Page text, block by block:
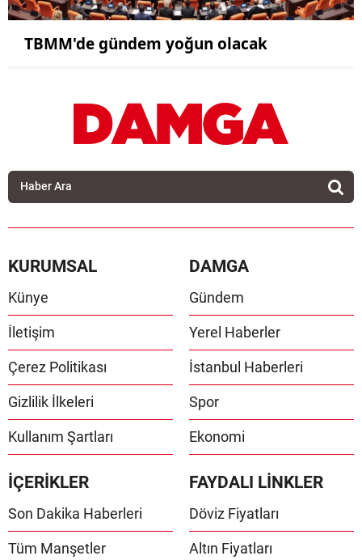
TBMM'de gündem yoğun olacak
KURUMSAL
Künye
İletişim
Çerez Politikası
Gizlilik İlkeleri
Kullanım Şartları
DAMGA
Gündem
Yerel Haberler
İstanbul Haberleri
Spor
Ekonomi
İÇERİKLER
Son Dakika Haberleri
Tüm Manşetler
FAYDALI LİNKLER
Döviz Fiyatları
Altın Fiyatları